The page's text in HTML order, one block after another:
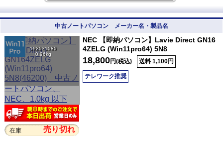
中古ノートパソコン メーカー名・製品名
1920×1080
0.96kg
在庫 売り切れ
NEC 【即納パソコン】Lavie Direct GN16
4ZELG (Win11pro64) 5N8
18,800円(税込) 送料 1,100円
テレワーク推奨